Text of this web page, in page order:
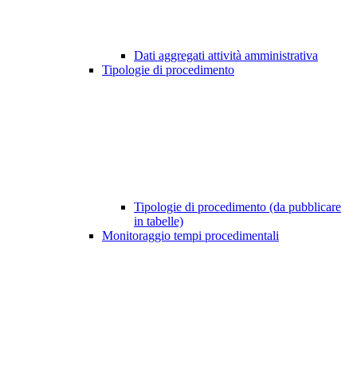
Dati aggregati attività amministrativa
Tipologie di procedimento
Tipologie di procedimento (da pubblicare
in tabelle)
Monitoraggio tempi procedimentali